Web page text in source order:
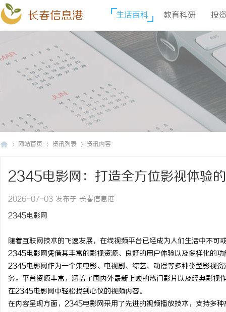
长春信息港 生活百科 教育科研 投
网站首页 资讯列表 资讯内容
2345电影网：打造全方位影视体验
2026-07-03 发布于 长春信息港
2345电影网
随着互联网技术的飞速发展，在线视频平台已经成为人们生活中不
2345电影网凭借其丰富的影视资源、良好的用户体验以及多样化的
2345电影网作为一个集电影、电视剧、综艺、动漫等多种类型影视
务。平台资源丰富，涵盖了国内外最新上映的热门影片以及经典影
在2345电影网中轻松找到心仪的视频内容。
在内容呈现方面，2345电影网采用了先进的视频播放技术，支持多